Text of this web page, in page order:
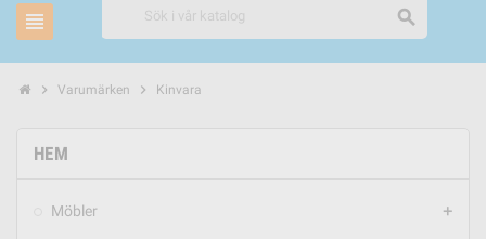
view_headline search
chevron_right Varumärken chevron_right Kinvara
HEM
Möbler add